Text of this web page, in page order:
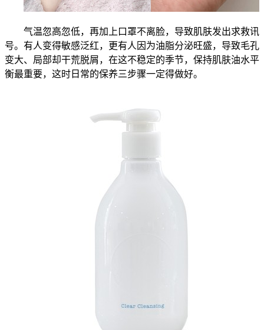
气温忽高忽低，再加上口罩不离脸，导致肌肤发出求救讯
号。有人变得敏感泛红，更有人因为油脂分泌旺盛，导致毛孔
变大、局部却干荒脱屑，在这不稳定的季节，保持肌肤油水平
衡最重要，这时日常的保养三步骤一定得做好。